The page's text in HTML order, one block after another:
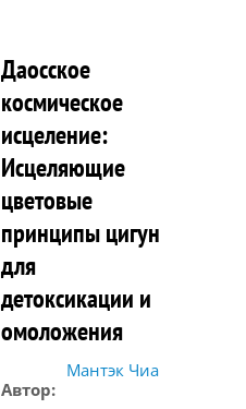
Даосское
космическое
исцеление:
Исцеляющие
цветовые
принципы цигун
для
детоксикации и
омоложения
Автор:
Мантэк Чиа